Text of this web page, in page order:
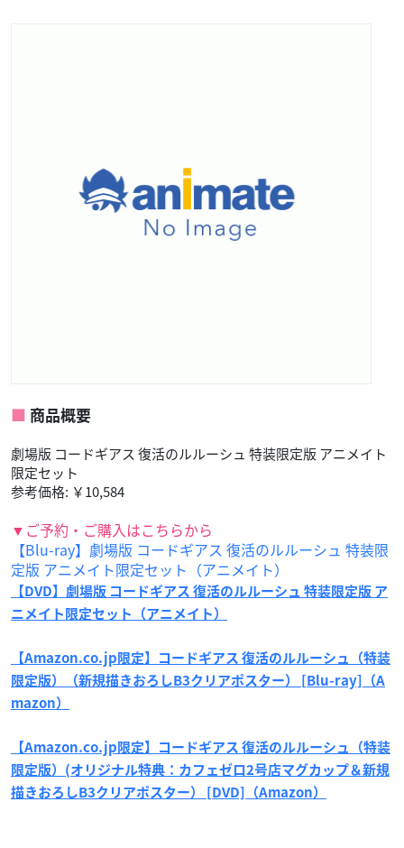
商品概要
劇場版 コードギアス 復活のルルーシュ 特装限定版 アニメイト
限定セット
参考価格: ￥10,584
▼ご予約・ご購入はこちらから
【Blu-ray】劇場版 コードギアス 復活のルルーシュ 特装限
定版 アニメイト限定セット（アニメイト）
【DVD】劇場版 コードギアス 復活のルルーシュ 特装限定版 ア
ニメイト限定セット（アニメイト）
【Amazon.co.jp限定】コードギアス 復活のルルーシュ（特装
限定版）（新規描きおろしB3クリアポスター） [Blu-ray]（A
mazon）
【Amazon.co.jp限定】コードギアス 復活のルルーシュ（特装
限定版）(オリジナル特典：カフェゼロ2号店マグカップ＆新規
描きおろしB3クリアポスター） [DVD]（Amazon）